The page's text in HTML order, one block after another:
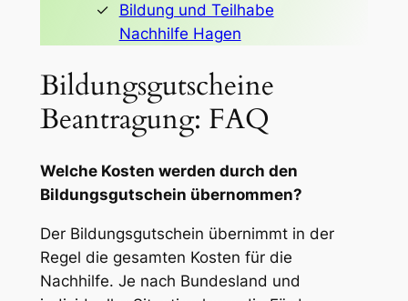
Bildung und Teilhabe
Nachhilfe Hagen
Bildungsgutscheine
Beantragung: FAQ
Welche Kosten werden durch den
Bildungsgutschein übernommen?
Der Bildungsgutschein übernimmt in der
Regel die gesamten Kosten für die
Nachhilfe. Je nach Bundesland und